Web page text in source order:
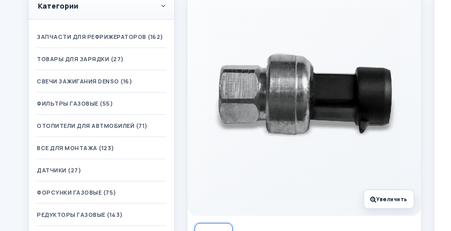
Категории
ЗАПЧАСТИ ДЛЯ РЕФРИЖЕРАТОРОВ (162)
ТОВАРЫ ДЛЯ ЗАРЯДКИ (27)
СВЕЧИ ЗАЖИГАНИЯ DENSO (16)
ФИЛЬТРЫ ГАЗОВЫЕ (55)
ОТОПИТЕЛИ ДЛЯ АВТМОБИЛЕЙ (71)
ВСЕ ДЛЯ МОНТАЖА (123)
ДАТЧИКИ (27)
ФОРСУНКИ ГАЗОВЫЕ (75)
РЕДУКТОРЫ ГАЗОВЫЕ (143)
Увеличить